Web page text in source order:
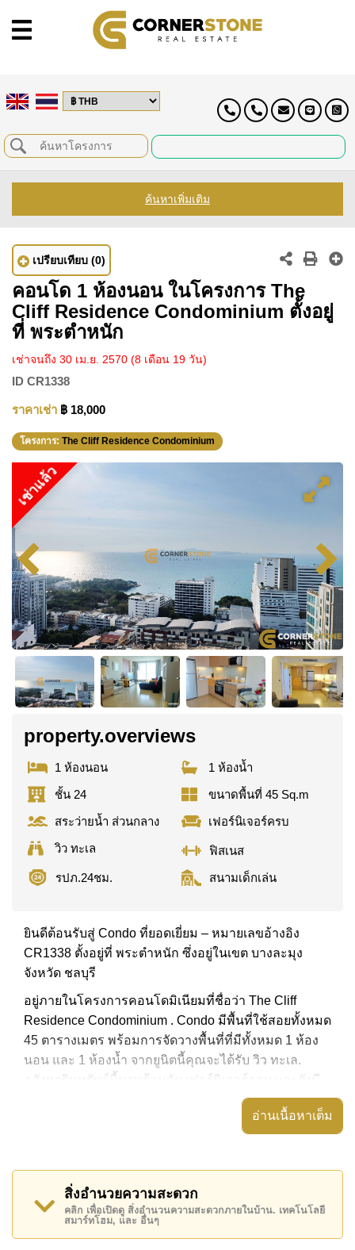
ค้นหาเพิ่มเติม
เปรียบเทียบ (0)
คอนโด 1 ห้องนอน ในโครงการ The
Cliff Residence Condominium ตั้งอยู่
ที่ พระตำหนัก
เช่าจนถึง 30 เม.ย. 2570 (8 เดือน 19 วัน)
ID CR1338
ราคาเช่า ฿ 18,000
โครงการ: The Cliff Residence Condominium
เช่าแล้ว
property.overviews
1 ห้องนอน
1 ห้องน้ำ
ชั้น 24
ขนาดพื้นที่ 45 Sq.m
สระว่ายน้ำ ส่วนกลาง
เฟอร์นิเจอร์ครบ
วิว ทะเล
ฟิสเนส
รปภ.24ชม.
สนามเด็กเล่น
ยินดีต้อนรับสู่ Condo ที่ยอดเยี่ยม – หมายเลขอ้างอิง
CR1338 ตั้งอยู่ที่ พระตำหนัก ซึ่งอยู่ในเขต บางละมุง
จังหวัด ชลบุรี
อยู่ภายในโครงการคอนโดมิเนียมที่ชื่อว่า The Cliff
Residence Condominium . Condo มีพื้นที่ใช้สอยทั้งหมด
45 ตารางเมตร พร้อมการจัดวางพื้นที่ที่มีทั้งหมด 1 ห้อง
นอน และ 1 ห้องน้ำ จากยูนิตนี้คุณจะได้รับ วิว ทะเล.
อสังหาริมทรัพย์นี้มาพร้อมกับ เฟอร์นิเจอร์ครบ และยังมี
สิ่งอำนวยความสะดวก ได้แก่ เครื่องปรับอากาศครบ, มี
The Cliff Residence Condominium มีสิ่งอำนวยความ
สะดวกส่วนกลาง ได้แก่ สไลเดอร์, ฟิสเนส, สนามเด็กเล่น,
รปภ.24ชม.
สถานที่สำคัญใกล้ The Cliff Residence Condominium
อ่านเนื้อหาเต็ม
สิ่งอำนวยความสะดวก
คลิก เพื่อเปิดดู สิ่งอำนวนความสะดวกภายในบ้าน. เทคโนโลยี
สมาร์ทโฮม, และ อื่นๆ